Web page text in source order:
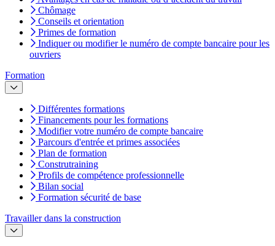
Chômage
Conseils et orientation
Primes de formation
Indiquer ou modifier le numéro de compte bancaire pour les
ouvriers
Formation
Différentes formations
Financements pour les formations
Modifier votre numéro de compte bancaire
Parcours d'entrée et primes associées
Plan de formation
Construtraining
Profils de compétence professionnelle
Bilan social
Formation sécurité de base
Travailler dans la construction